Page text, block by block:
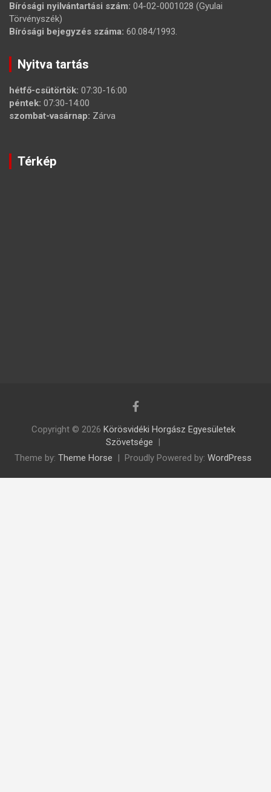
Bírósági nyilvántartási szám: 04-02-0001028 (Gyulai
Törvényszék)
Bírósági bejegyzés száma: 60.084/1993.
Nyitva tartás
hétfő-csütörtök: 07:30-16:00
péntek: 07:30-14:00
szombat-vasárnap: Zárva
Térkép
Copyright © 2026 Körösvidéki Horgász Egyesületek
Szövetsége
Theme by: Theme Horse Proudly Powered by: WordPress